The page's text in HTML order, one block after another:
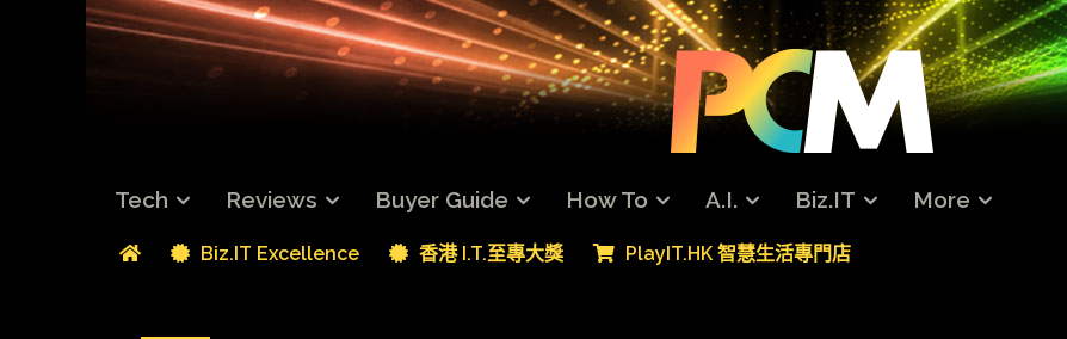
Tech Reviews Buyer Guide How To A.I. Biz.IT More
Biz.IT Excellence 香港 I.T.至專大獎 PlayIT.HK 智慧生活專門店